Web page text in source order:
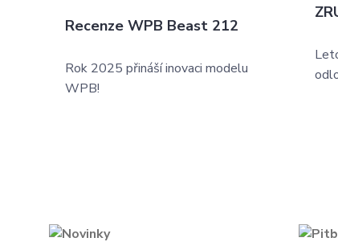
Recenze WPB Beast 212
Rok 2025 přináší inovaci modelu
WPB!